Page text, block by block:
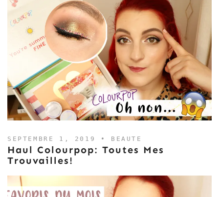
SEPTEMBRE 1, 2019 • BEAUTE
Haul Colourpop: Toutes Mes
Trouvailles!